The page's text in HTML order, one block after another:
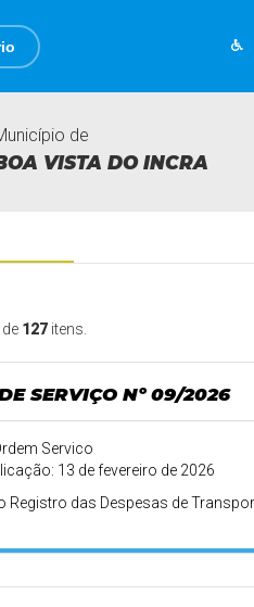
de
VISTA DO INCRA
de 127 itens.
SERVIÇO Nº 09/2026
Servico
13 de fevereiro de 2026
Registro das Despesas de